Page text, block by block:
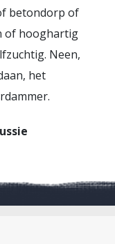
betondorp of
of hooghartig
Neen,
het